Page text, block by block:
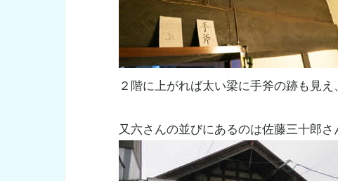
２階に上がれば太い梁に手斧の跡も見
又六さんの並びにあるのは佐藤三十郎さ